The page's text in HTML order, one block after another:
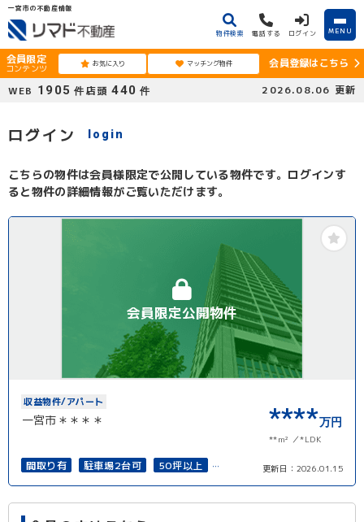
一宮市の不動産情報
物件検索 電話する ログイン MENU
会員限定
コンテンツ お気に入り マッチング物件
会員登録はこちら
WEB 1905 件 店頭 440 件 2026.08.06 更新
ログイン login
こちらの物件は会員様限定で公開している物件です。ログインす
ると物件の詳細情報がご覧いただけます。
会員限定公開物件
収益物件/アパート
一宮市＊＊＊＊ ****万円
**m² *LDK
間取り有 駐車場2台可
50坪以上
更新日： 2026.01.15